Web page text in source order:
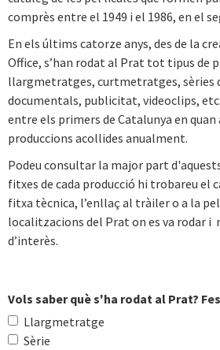
comprès entre el 1949 i el 1986, en el
En els últims catorze anys, des de la
Office, s’han rodat al Prat tot tipus de
llargmetratges, curtmetratges, sèries
documentals, publicitat, videoclips,
entre els primers de Catalunya en quan
produccions acollides anualment.
Podeu consultar la major part
fitxes de cada producció hi trobareu el
fitxa tècnica, l’enllaç al tràiler o a la
localitzacions del Prat on es va rodar
d’interès.
Vols saber què s'ha rodat al Prat?
Llargmetratge
Sèrie